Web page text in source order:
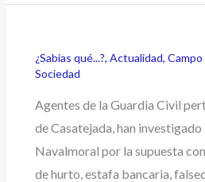
¿Sabías qué...?,Actualidad,
Sociedad
Agentes de la Guardia Civil
de Casatejada, han
Navalmoral por la supuesta
de hurto, estafa bancaria,